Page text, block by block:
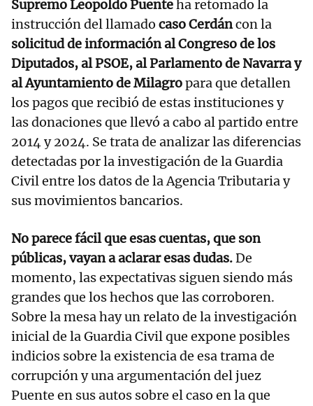
Supremo Leopoldo Puenteha retomado la
instrucción del llamado caso Cerdáncon la
solicitud de información al Congreso de los
Diputados, al PSOE, al Parlamento de Navarra y
al Ayuntamiento de Milagropara que detallen
los pagos que recibió de estas instituciones y
las donaciones que llevó a cabo al partido entre
2014 y 2024. Se trata de analizar las diferencias
detectadas por la investigación de la Guardia
Civil entre los datos de la Agencia Tributaria y
sus movimientos bancarios.
No parece fácil que esas cuentas, que son
públicas, vayan a aclarar esas dudas.De
momento, las expectativas siguen siendo más
grandes que los hechos que las corroboren.
Sobre la mesa hay un relato de la investigación
inicial de la Guardia Civil que expone posibles
indicios sobre la existencia de esa trama de
corrupción y una argumentación del juez
Puente en sus autos sobre el caso en la que